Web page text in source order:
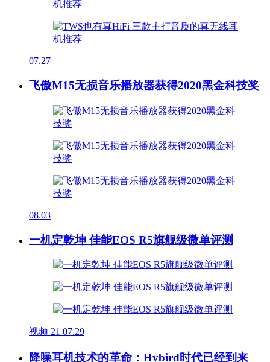
07.27
飞傲M15无损音乐播放器获得2020黑金科技奖
08.03
一机定乾坤 佳能EOS R5旗舰级微单评测
视频 21 07.29
降噪耳机技术的革命：Hybird时代已经到来